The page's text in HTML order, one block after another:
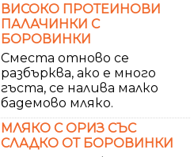
ВИСОКО ПРОТЕИНОВИ
ПАЛАЧИНКИ С
БОРОВИНКИ
Сместа отново се
разбърква, ако е много
гъста, се налива малко
бадемово мляко.
МЛЯКО С ОРИЗ СЪС
СЛАДКО ОТ БОРОВИНКИ